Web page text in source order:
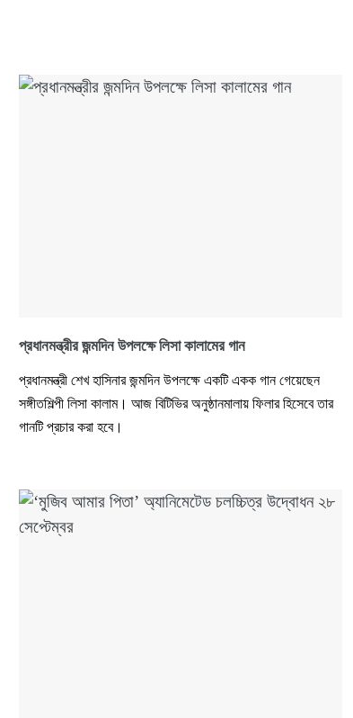
প্রধানমন্ত্রীর জন্মদিন উপলক্ষে লিসা কালামের গান
প্রধানমন্ত্রী শেখ হাসিনার জন্মদিন উপলক্ষে একটি একক গান গেয়েছেন
সঙ্গীতশিল্পী লিসা কালাম। আজ বিটিভির অনুষ্ঠানমালায় ফিলার হিসেবে তার
গানটি প্রচার করা হবে।